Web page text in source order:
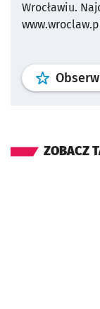
Wrocławiu.
ZOBACZ